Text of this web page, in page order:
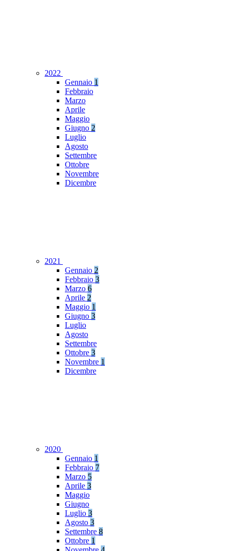
2022
Gennaio 1
Febbraio
Marzo
Aprile
Maggio
Giugno 2
Luglio
Agosto
Settembre
Ottobre
Novembre
Dicembre
2021
Gennaio 2
Febbraio 3
Marzo 6
Aprile 2
Maggio 1
Giugno 3
Luglio
Agosto
Settembre
Ottobre 3
Novembre 1
Dicembre
2020
Gennaio 1
Febbraio 7
Marzo 5
Aprile 3
Maggio
Giugno
Luglio 3
Agosto 3
Settembre 8
Ottobre 1